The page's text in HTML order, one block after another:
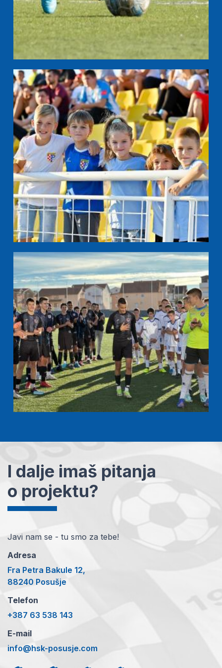
I dalje imaš pitanja
o projektu?
Javi nam se - tu smo za tebe!
Adresa
Fra Petra Bakule 12,
88240 Posušje
Telefon
+387 63 538 143
E-mail
info@hsk-posusje.com